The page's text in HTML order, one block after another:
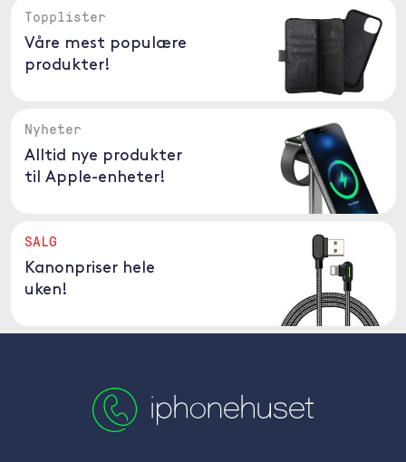
Topplister
Våre mest populære
produkter!
Nyheter
Alltid nye produkter
til Apple-enheter!
SALG
Kanonpriser hele
uken!